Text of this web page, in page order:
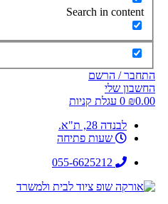
Search in content
התחבר / הרשם
החשבון שלי
₪0.00
0 עגלת קניות
לבנדה 28, ת"א.
שעות פתיחה
055-6625212